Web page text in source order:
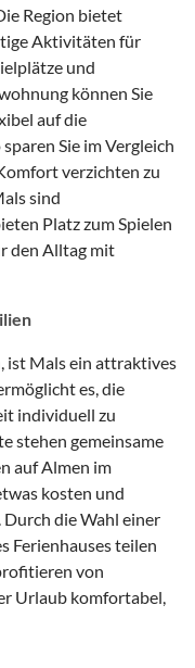
Region bietet
Aktivitäten für
und
können Sie
auf die
Sie im Vergleich
verzichten zu
sind
Platz zum Spielen
den Alltag mit
ist Mals ein attraktives
es, die
individuell zu
stehen gemeinsame
auf Almen im
kosten und
die Wahl einer
Ferienhauses teilen
von
Urlaub komfortabel,